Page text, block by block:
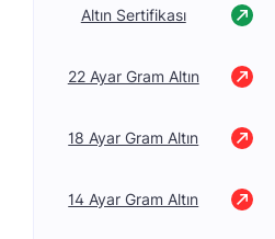
Altın Sertifikası
22 Ayar Gram Altın
18 Ayar Gram Altın
14 Ayar Gram Altın